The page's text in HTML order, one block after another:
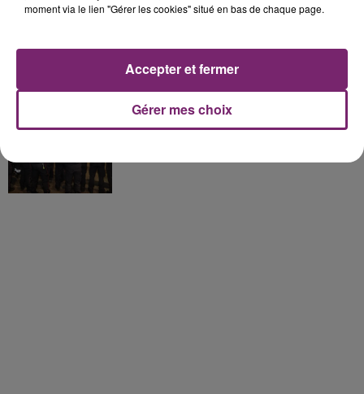
158 pompiers de la région sont
partis hier soir pour la Gironde
moment via le lien "Gérer les cookies" situé en bas de chaque page.
Gérer mes choix
Accepter et fermer